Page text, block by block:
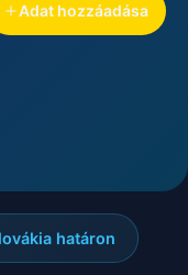
Adat hozzáadása
határon